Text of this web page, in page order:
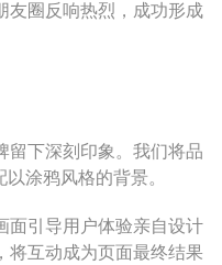
友圈反响热烈，成功形成
留下深刻印象。我们将品
涂鸦风格的背景。
面引导用户体验亲自设计
将互动成为页面最终结果